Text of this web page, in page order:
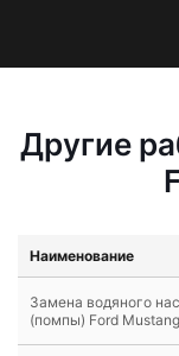
Другие
Наименование
Замена водяного
(помпы) Ford Mustang